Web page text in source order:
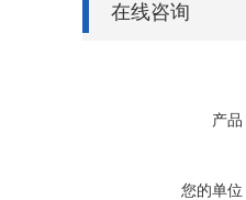
在线咨询
产品
您的单位